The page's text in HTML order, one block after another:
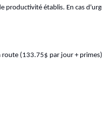
productivité établis. En cas
route (133.75$ par jour + primes)